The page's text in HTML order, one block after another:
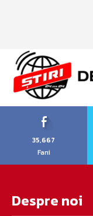
35,667
Fani
Despre noi